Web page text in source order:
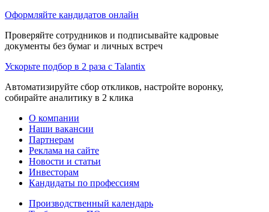
Оформляйте кандидатов онлайн
Проверяйте сотрудников и подписывайте кадровые
документы без бумаг и личных встреч
Ускорьте подбор в 2 раза с Talantix
Автоматизируйте сбор откликов, настройте воронку,
собирайте аналитику в 2 клика
О компании
Наши вакансии
Партнерам
Реклама на сайте
Новости и статьи
Инвесторам
Кандидаты по профессиям
Производственный календарь